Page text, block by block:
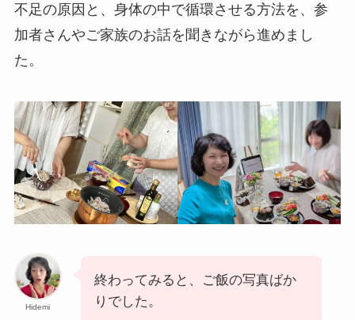
不足の原因と、身体の中で循環させる方法を、参
加者さんやご家族のお話を聞きながら進めまし
た。
Hidemi
終わってみると、ご飯の写真ばか
りでした。